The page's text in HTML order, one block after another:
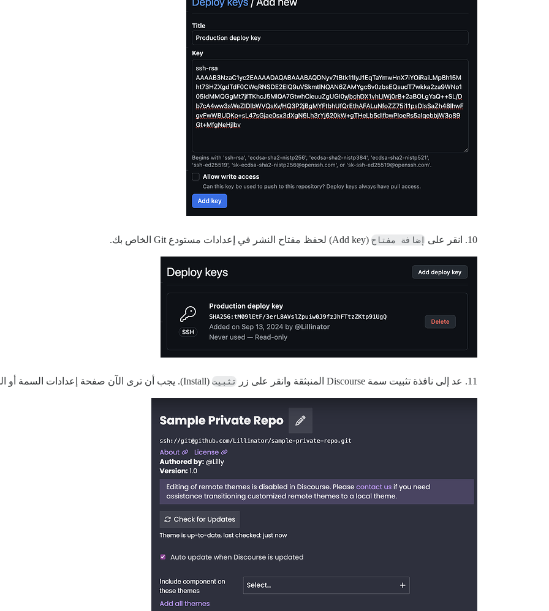
10. انقر على إضافة مفتاح (Add key) لحفظ مفتاح النشر في إعدادات مستودع Git الخاص بك.
11. عد إلى نافذة تثبيت سمة Discourse المنبثقة وانقر على زر تثبيت (Install). يجب أن ترى الآن صفحة إعدادات السمة أو المكون الجديدة الخاصة بك.